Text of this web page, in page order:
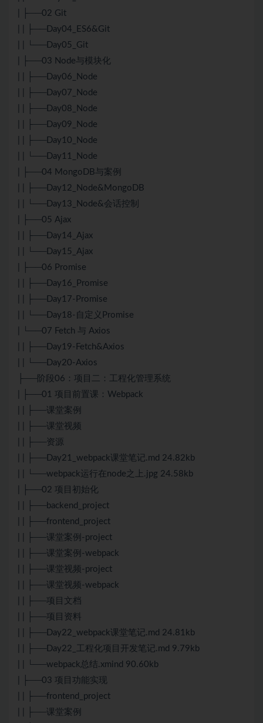
| ├──02 Git
| | ├──Day04_ES6&Git
| | └──Day05_Git
| ├──03 Node与模块化
| | ├──Day06_Node
| | ├──Day07_Node
| | ├──Day08_Node
| | ├──Day09_Node
| | ├──Day10_Node
| | └──Day11_Node
| ├──04 MongoDB与案例
| | ├──Day12_Node& MongoDB
| | └──Day13_Node&会话控制
| ├──05 Ajax
| | ├──Day14_Ajax
| | └──Day15_Ajax
| ├──06 Promise
| | ├──Day16_Promise
| | ├──Day17-Promise
| | └──Day18-自定义Promise
| └──07 Fetch 与 Axios
| | ├──Day19-Fetch&Axios
| | └──Day20-Axios
├──阶段06：项目二：工程化管理系统
| ├──01 项目前置课： Webpack
| | ├──课堂案例
| | ├──课堂视频
| | ├──资源
| | ├──Day21_webpack课堂笔记.md 24.82kb
| | └──webpack运行在node之上.jpg 24.58kb
| ├──02 项目初始化
| | ├──backend_project
| | ├──frontend_project
| | ├──课堂案例-project
| | ├──课堂案例-webpack
| | ├──课堂视频-project
| | ├──课堂视频-webpack
| | ├──项目文档
| | ├──项目资料
| | ├──Day22_webpack课堂笔记.md 24.81kb
| | ├──Day22_工程化项目开发笔记.md 9.79kb
| | └──webpack总结.xmind 90.60kb
| ├──03 项目功能实现
| | ├──frontend_project
| | ├──课堂案例